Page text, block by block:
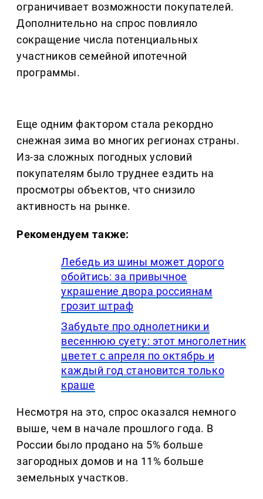
ограничивает возможности покупателей.
Дополнительно на спрос повлияло
сокращение числа потенциальных
участников семейной ипотечной
программы.
Еще одним фактором стала рекордно
снежная зима во многих регионах страны.
Из-за сложных погодных условий
покупателям было труднее ездить на
просмотры объектов, что снизило
активность на рынке.
Рекомендуем также:
Лебедь из шины может дорого
обойтись: за привычное
украшение двора россиянам
грозит штраф
Забудьте про однолетники и
весеннюю суету: этот многолетник
цветет с апреля по октябрь и
каждый год становится только
краше
Несмотря на это, спрос оказался немного
выше, чем в начале прошлого года. В
России было продано на 5% больше
загородных домов и на 11% больше
земельных участков.